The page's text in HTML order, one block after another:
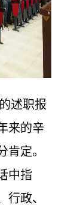
述职报
来的辛
肯定。
中指
行政、